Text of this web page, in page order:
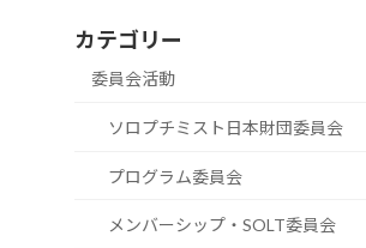
カテゴリー
委員会活動
ソロプチミスト日本財団委員会
プログラム委員会
メンバーシップ・SOLT委員会